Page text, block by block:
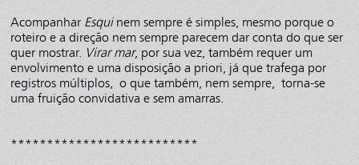
Acompanhar Esquinem sempre é simples, mesmo porque o
roteiro e a direção nem sempre parecem dar conta do que ser
quer mostrar.Virar mar, por sua vez, também requer um
envolvimento e uma disposição a priori, já que trafega por
registros múltiplos, o que também, nem sempre, torna-se
uma fruição convidativa e sem amarras.
**************************